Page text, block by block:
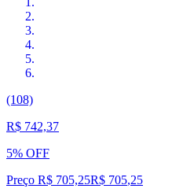
(108)
R$ 742,37
5% OFF
Preço R$ 705,25R$ 705,25